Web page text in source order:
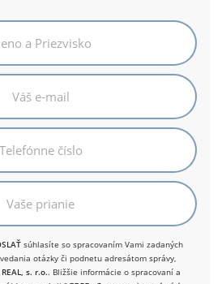
súhlasíte so spracovaním Vami zadaných
otázky či podnetu adresátom správy,
s. r.o.. Bližšie informácie o spracovaní a